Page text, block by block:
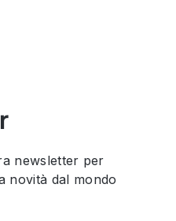
newsletter per
novità dal mondo